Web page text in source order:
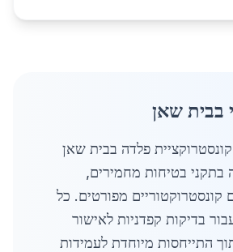
בבית שאן
פלדה בבית שאן
בתקני בטיחות מחמירים,
קונסטרוקטוריים מפורטים. כל
בדיקות קפדניות לאישור
התייחסות מיוחדת לעמידות